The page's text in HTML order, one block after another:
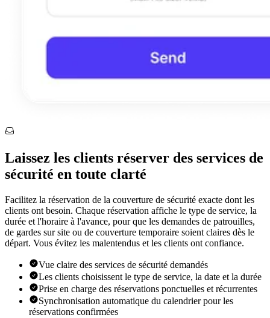
Laissez les clients réserver des services de
sécurité en toute clarté
Facilitez la réservation de la couverture de sécurité exacte dont les
clients ont besoin. Chaque réservation affiche le type de service, la
durée et l'horaire à l'avance, pour que les demandes de patrouilles,
de gardes sur site ou de couverture temporaire soient claires dès le
départ. Vous évitez les malentendus et les clients ont confiance.
Vue claire des services de sécurité demandés
Les clients choisissent le type de service, la date et la durée
Prise en charge des réservations ponctuelles et récurrentes
Synchronisation automatique du calendrier pour les
réservations confirmées